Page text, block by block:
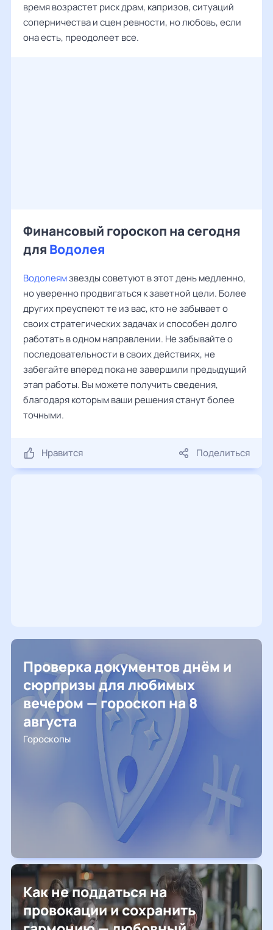
время возрастет риск драм, капризов, ситуаций
соперничества и сцен ревности, но любовь, если
она есть, преодолеет все.
Финансовый гороскоп на сегодня
для Водолея
Водолеямзвезды советуют в этот день медленно,
но уверенно продвигаться к заветной цели. Более
других преуспеют те из вас, кто не забывает о
своих стратегических задачах и способен долго
работать в одном направлении. Не забывайте о
последовательности в своих действиях, не
забегайте вперед пока не завершили предыдущий
этап работы. Вы можете получить сведения,
благодаря которым ваши решения станут более
точными.
Нравится Поделиться
Проверка документов днём и
сюрпризы для любимых
вечером — гороскоп на 8
августа
Гороскопы
Как не поддаться на
провокации и сохранить